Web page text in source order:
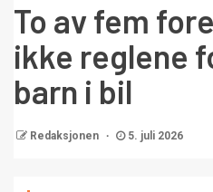
To av fem
ikke reglene
barn i bil
Redaksjonen 5. juli 2026